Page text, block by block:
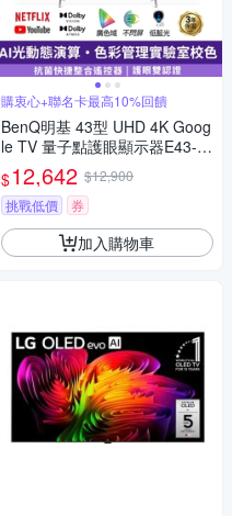
購衷心+聯名卡最高10%回饋
BenQ明基 43型 UHD 4K Goog
le TV 量子點護眼顯示器E43-7
60-無視訊盒(含運不含安裝)
$12,642 $12,900
挑戰低價
券
加入購物車